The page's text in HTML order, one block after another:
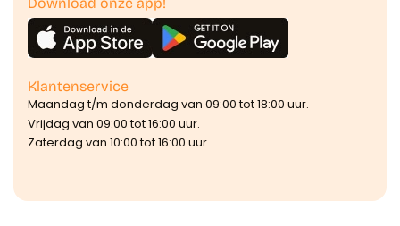
Klantenservice
Maandag t/m donderdag van 09:00 tot 18:00 uur.
Vrijdag van 09:00 tot 16:00 uur.
Zaterdag van 10:00 tot 16:00 uur.